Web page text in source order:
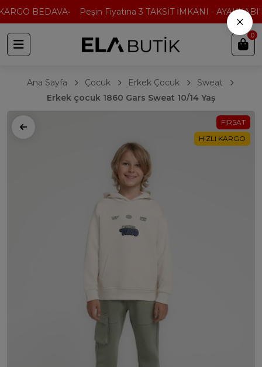
BEDAVA Peşin Fiyatına 3 TAKSİT İMKANI -
0
Ana Sayfa Çocuk Erkek Çocuk
Sweat
Erkek çocuk 1860 Gars Sweat 10/14 Yaş
FIRSAT
HIZLI KARGO
×